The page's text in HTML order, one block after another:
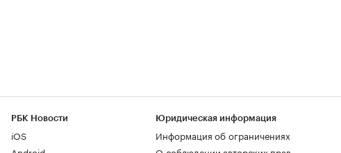
РБК Новости
iOS
Юридическая информация
Информация об ограничениях